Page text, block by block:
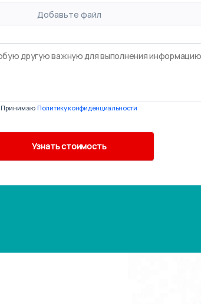
Добавьте файл
Принимаю Политику конфиденциальности